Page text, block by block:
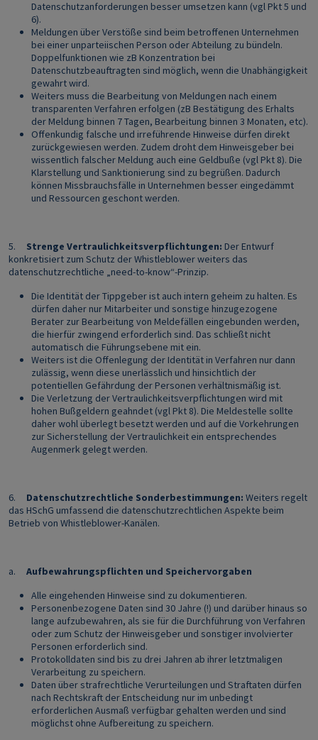
Datenschutzanforderungen besser umsetzen kann (vgl Pkt 5 und
6).
Meldungen über Verstöße sind beim betroffenen Unternehmen
bei einer unparteiischen Person oder Abteilung zu bündeln.
Doppelfunktionen wie zB Konzentration bei
Datenschutzbeauftragten sind möglich, wenn die Unabhängigkeit
gewahrt wird.
Weiters muss die Bearbeitung von Meldungen nach einem
transparenten Verfahren erfolgen (zB Bestätigung des Erhalts
der Meldung binnen 7 Tagen, Bearbeitung binnen 3 Monaten, etc).
Offenkundig falsche und irreführende Hinweise dürfen direkt
zurückgewiesen werden. Zudem droht dem Hinweisgeber bei
wissentlich falscher Meldung auch eine Geldbuße (vgl Pkt 8). Die
Klarstellung und Sanktionierung sind zu begrüßen. Dadurch
können Missbrauchsfälle in Unternehmen besser eingedämmt
und Ressourcen geschont werden.
5. Strenge Vertraulichkeitsverpflichtungen: Der Entwurf
konkretisiert zum Schutz der Whistleblower weiters das
datenschutzrechtliche „need-to-know“-Prinzip.
Die Identität der Tippgeber ist auch intern geheim zu halten. Es
dürfen daher nur Mitarbeiter und sonstige hinzugezogene
Berater zur Bearbeitung von Meldefällen eingebunden werden,
die hierfür zwingend erforderlich sind. Das schließt nicht
automatisch die Führungsebene mit ein.
Weiters ist die Offenlegung der Identität in Verfahren nur dann
zulässig, wenn diese unerlässlich und hinsichtlich der
potentiellen Gefährdung der Personen verhältnismäßig ist.
Die Verletzung der Vertraulichkeitsverpflichtungen wird mit
hohen Bußgeldern geahndet (vgl Pkt 8). Die Meldestelle sollte
daher wohl überlegt besetzt werden und auf die Vorkehrungen
zur Sicherstellung der Vertraulichkeit ein entsprechendes
Augenmerk gelegt werden.
6. Datenschutzrechtliche Sonderbestimmungen: Weiters regelt
das HSchG umfassend die datenschutzrechtlichen Aspekte beim
Betrieb von Whistleblower-Kanälen.
a. Aufbewahrungspflichten und Speichervorgaben
Alle eingehenden Hinweise sind zu dokumentieren.
Personenbezogene Daten sind 30 Jahre (!) und darüber hinaus so
lange aufzubewahren, als sie für die Durchführung von Verfahren
oder zum Schutz der Hinweisgeber und sonstiger involvierter
Personen erforderlich sind.
Protokolldaten sind bis zu drei Jahren ab ihrer letztmaligen
Verarbeitung zu speichern.
Daten über strafrechtliche Verurteilungen und Straftaten dürfen
nach Rechtskraft der Entscheidung nur im unbedingt
erforderlichen Ausmaß verfügbar gehalten werden und sind
möglichst ohne Aufbereitung zu speichern.